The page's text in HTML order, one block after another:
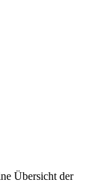
Übersicht der